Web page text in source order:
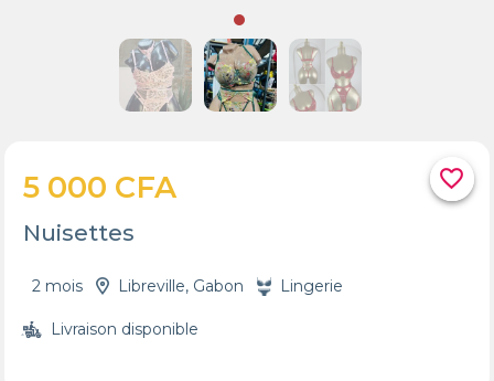
favorite_border
5 000 CFA
Nuisettes
2 mois Libreville, Gabon Lingerie
Livraison disponible